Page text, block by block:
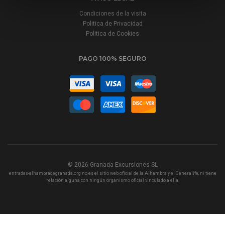
Condiciones de la visita
Politica de Privacidad
Politica de Cookies
PAGO 100% SEGURO
entradas-alhambradegranada.org no es el sitio web oficial de la Alhambra y el Generalife, ni tiene
relación alguna con ningún organismo oficial vinculado a ella.
© 2026 Granada Excursiones SL